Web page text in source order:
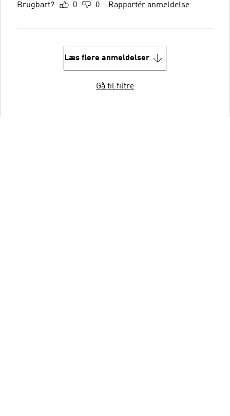
Brugbart? 0 0 Rapportér anmeldelse
Læs flere anmeldelser
Gå til filtre